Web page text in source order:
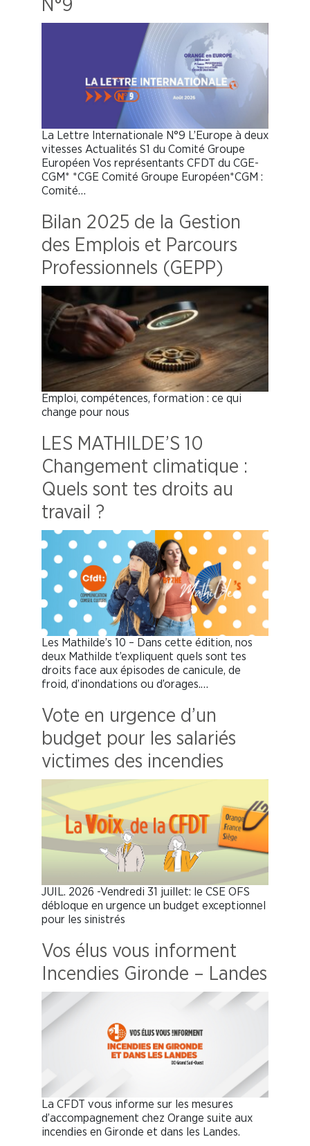
N°9
La Lettre Internationale N°9 L’Europe à deux
vitesses Actualités S1 du Comité Groupe
Européen Vos représentants CFDT du CGE-
CGM* *CGE Comité Groupe Européen*CGM :
Comité…
Bilan 2025 de la Gestion
des Emplois et Parcours
Professionnels (GEPP)
Emploi, compétences, formation : ce qui
change pour nous
LES MATHILDE’S 10
Changement climatique :
Quels sont tes droits au
travail ?
Les Mathilde’s 10 – Dans cette édition, nos
deux Mathilde t’expliquent quels sont tes
droits face aux épisodes de canicule, de
froid, d’inondations ou d’orages.…
Vote en urgence d’un
budget pour les salariés
victimes des incendies
JUIL. 2026 -Vendredi 31 juillet: le CSE OFS
débloque en urgence un budget exceptionnel
pour les sinistrés
Vos élus vous informent
Incendies Gironde – Landes
La CFDT vous informe sur les mesures
d’accompagnement chez Orange suite aux
incendies en Gironde et dans les Landes.